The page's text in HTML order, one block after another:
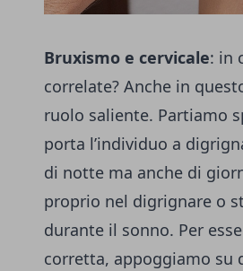
Bruxismo e cervicale: in
correlate? Anche in
ruolo saliente. Partiamo
porta l’individuo a
di notte ma anche di
proprio nel digrignare o
durante il sonno. Per
corretta, appoggiamo su